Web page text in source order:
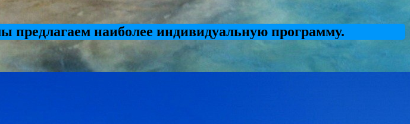
предлагаем наиболее индивидуальную программу.